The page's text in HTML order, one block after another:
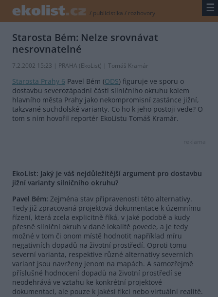
/ publicistika / rozhovory ☰
Starosta Bém: Nelze srovnávat
nesrovnatelné
7.2.2002 15:23 | PRAHA (EkoList) | Tomáš Kramár
Starosta Prahy 6 Pavel Bém (ODS) figuruje ve sporu o
dostavbu severozápadní části silničního okruhu kolem
hlavního města Prahy jako nekompromisní zastánce jižní,
takzvané suchdolské varianty. Co ho k jeho postoji vede? O
tom s ním hovořil reportér EkoListu Tomáš Kramár.
reklama
EkoList: Jaký je váš nejdůležitější argument pro dostavbu
jižní varianty silničního okruhu?
Pavel Bém: Zejména stav připravenosti této alternativy.
Tedy již zpracovaná projektová dokumentace k územnímu
řízení, která zcela explicitně říká, v jaké podobě a kudy
přesně silniční okruh v dané lokalitě povede, a je tedy
možné v tom či onom místě hodnotit například míru
negativních dopadů na životní prostředí. Oproti tomu
severní varianta, respektive různé alternativy severních
variant jsou navrženy jenom na mapách. A samozřejmě
příslušné hodnocení dopadů na životní prostředí se
neodehrává ve vztahu ke konkrétní projektové
dokumentaci, ale pouze k jakési fikci nebo virtuální realitě.